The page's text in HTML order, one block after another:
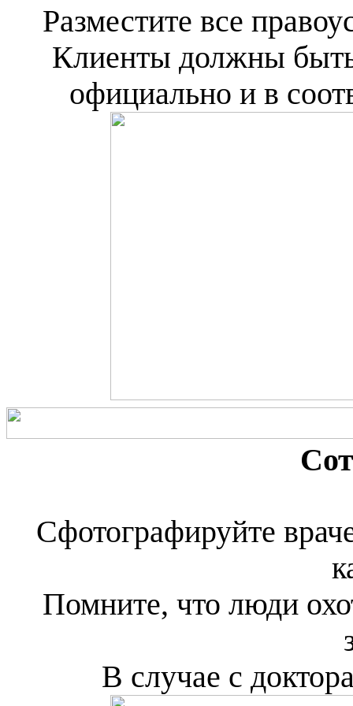
Разместите все
Клиенты должны
официально и в
Сфотографируйте
Помните, что люди
В случае с